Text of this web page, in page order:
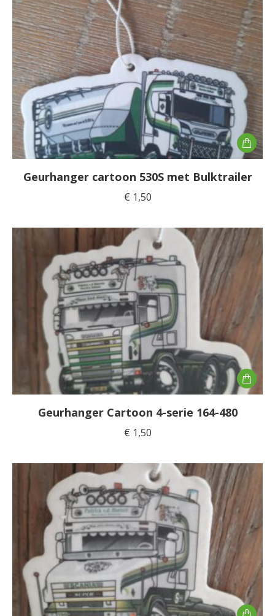
Geurhanger cartoon 530S met Bulktrailer
€ 1,50
Geurhanger Cartoon 4-serie 164-480
€ 1,50